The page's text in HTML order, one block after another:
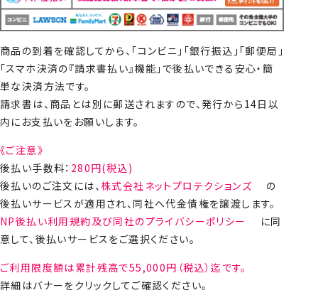
商品の到着を確認してから、「コンビニ」「銀行振込」「郵便局」
「スマホ決済の『請求書払い』機能」で後払いできる安心・簡
単な決済方法です。
請求書は、商品とは別に郵送されますので、発行から14日以
内にお支払いをお願いします。
《ご注意》
後払い手数料： 280円(税込)
後払いのご注文には、 株式会社ネットプロテクションズ
の
後払いサービスが適用され、同社へ代金債権を譲渡します。
NP後払い利用規約及び同社のプライバシーポリシー
に同
意して、後払いサービスをご選択ください。
ご利用限度額は累計残高で55,000円（税込）迄です。
詳細はバナーをクリックしてご確認ください。